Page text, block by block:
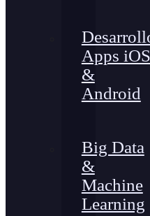
Apps iOS
&
Android
Big Data
&
Machine
Learning